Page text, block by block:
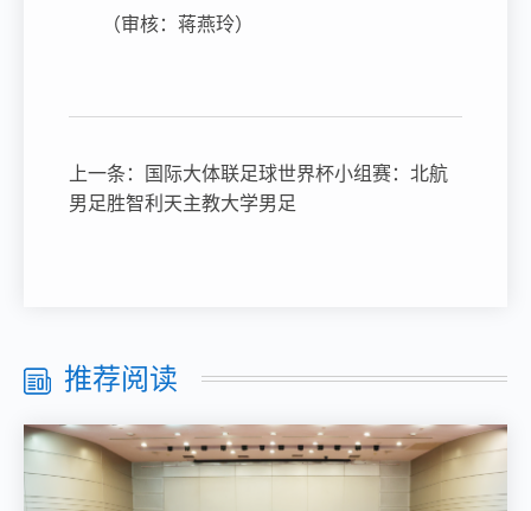
（审核：蒋燕玲）
上一条：
国际大体联足球世界杯小组赛：北航
男足胜智利天主教大学男足
推荐阅读